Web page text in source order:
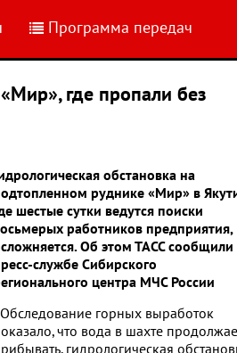
Программа передач
где пропали без
обстановка на
руднике «Мир» в
шестые сутки ведутся поиски
работников предприятия,
Об этом ТАСС сообщили
службе Сибирского
центра МЧС России
горных выработок
что вода в шахте
гидрологическая